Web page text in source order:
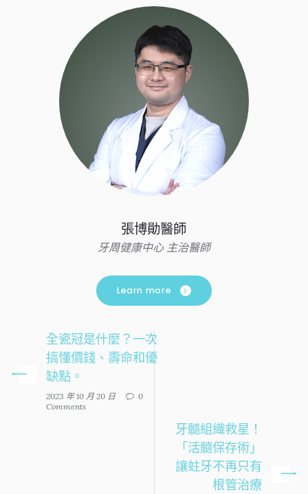
張博勛醫師
牙周健康中心 主治醫師
Learn more
全瓷冠是什麼？一次
搞懂價錢、壽命和優
缺點。
2023 年 10 月 20 日
0
Comments
牙髓組織救星！
「活髓保存術」
讓蛀牙不再只有
根管治療